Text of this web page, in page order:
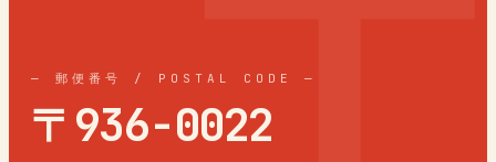
— 郵便番号 / POSTAL CODE —
〒936-0022